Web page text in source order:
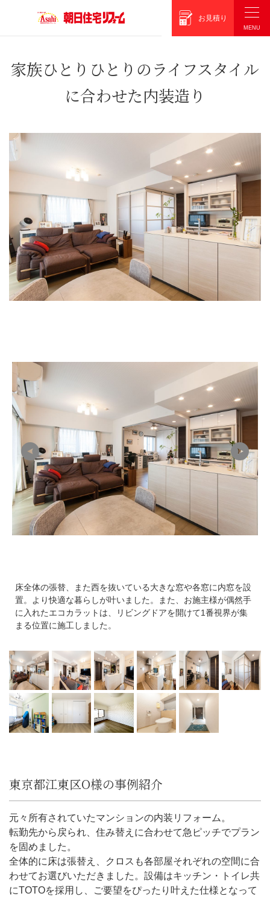
お見積り
家族ひとりひとりのライフスタイル
に合わせた内装造り
床全体の張替、また西を抜いている大きな窓や各窓に内窓を設
置。より快適な暮らしが叶いました。また、お施主様が偶然手
に入れたエコカラットは、リビングドアを開けて1番視界が集
まる位置に施工しました。
東京都江東区O様の事例紹介
元々所有されていたマンションの内装リフォーム。
転勤先から戻られ、住み替えに合わせて急ピッチでプラン
を固めました。
全体的に床は張替え、クロスも各部屋それぞれの空間に合
わせてお選びいただきました。設備はキッチン・トイレ共
にTOTOを採用し、ご要望をぴったり叶えた仕様となって